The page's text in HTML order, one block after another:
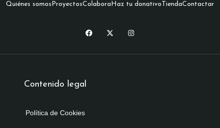
Quiénes somosProyectosColaboraHaz tu donativo TiendaContactar
Contenido legal
Política de Cookies